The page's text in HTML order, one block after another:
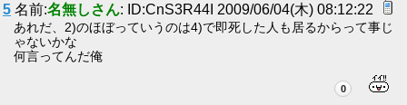
5 名前:名無しさん: ID:CnS3R44I 2009/06/04(木) 08:12:22
あれだ、2)のほぼっていうのは4)で即死した人も居るからって事じ
ゃないかな
何言ってんだ俺
0